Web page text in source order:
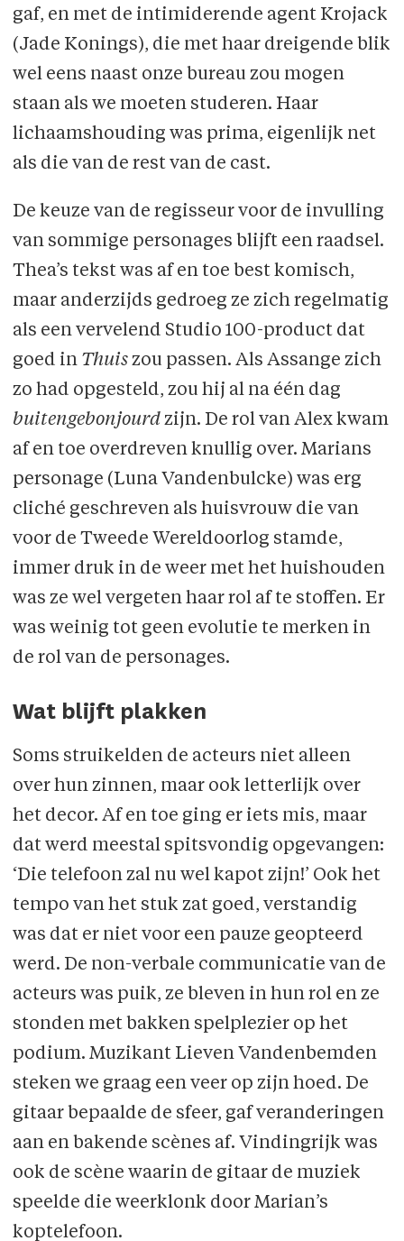
gaf, en met de intimiderende agent Krojack
(Jade Konings), die met haar dreigende blik
wel eens naast onze bureau zou mogen
staan als we moeten studeren. Haar
lichaamshouding was prima, eigenlijk net
als die van de rest van de cast.
De keuze van de regisseur voor de invulling
van sommige personages blijft een raadsel.
Thea’s tekst was af en toe best komisch,
maar anderzijds gedroeg ze zich regelmatig
als een vervelend Studio 100-product dat
goed in Thuiszou passen. Als Assange zich
zo had opgesteld, zou hij al na één dag
buitengebonjourd zijn. De rol van Alex kwam
af en toe overdreven knullig over. Marians
personage (Luna Vandenbulcke) was erg
cliché geschreven als huisvrouw die van
voor de Tweede Wereldoorlog stamde,
immer druk in de weer met het huishouden
was ze wel vergeten haar rol af te stoffen. Er
was weinig tot geen evolutie te merken in
de rol van de personages.
Wat blijft plakken
Soms struikelden de acteurs niet alleen
over hun zinnen, maar ook letterlijk over
het decor. Af en toe ging er iets mis, maar
dat werd meestal spitsvondig opgevangen:
‘Die telefoon zal nu wel kapot zijn!’ Ook het
tempo van het stuk zat goed, verstandig
was dat er niet voor een pauze geopteerd
werd. De non-verbale communicatie van de
acteurs was puik, ze bleven in hun rol en ze
stonden met bakken spelplezier op het
podium. Muzikant Lieven Vandenbemden
steken we graag een veer op zijn hoed. De
gitaar bepaalde de sfeer, gaf veranderingen
aan en bakende scènes af. Vindingrijk was
ook de scène waarin de gitaar de muziek
speelde die weerklonk door Marian’s
koptelefoon.